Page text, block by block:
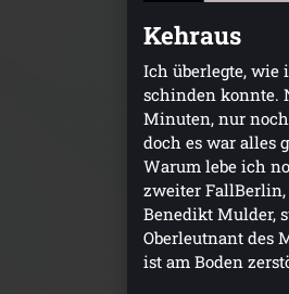
Kehraus
Ich überlegte, wie
schinden konnte.
Minuten, nur
doch es war alles
Warum lebe ich
zweiter FallBerlin,
Benedikt Mulder,
Oberleutnant des
ist am Boden